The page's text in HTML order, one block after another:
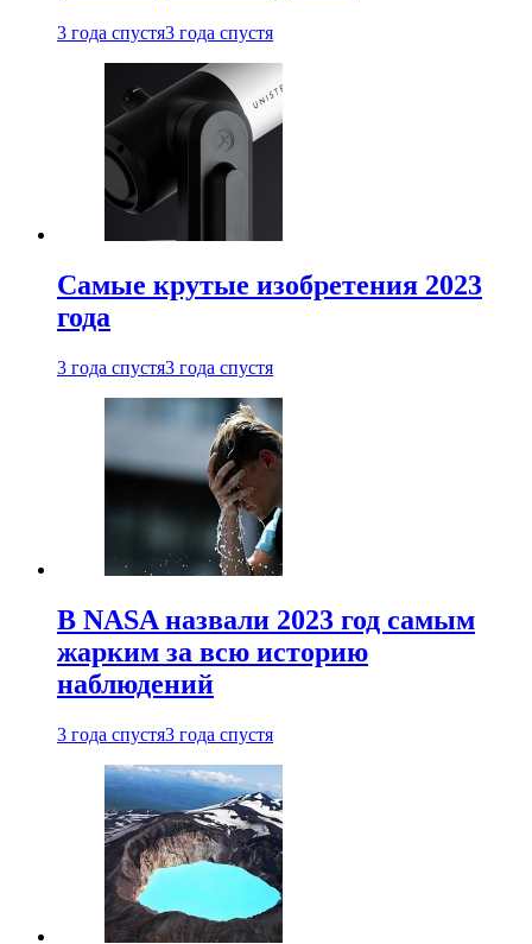
3 года спустя3 года спустя
Самые крутые изобретения 2023
года
3 года спустя3 года спустя
В NASA назвали 2023 год самым
жарким за всю историю
наблюдений
3 года спустя3 года спустя